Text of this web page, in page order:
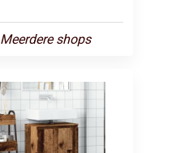
Meerdere shops